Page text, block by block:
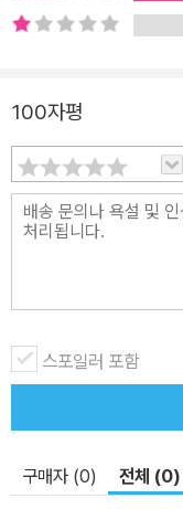
100자평
스포일러 포함
구매자 (0) 전체 (0)